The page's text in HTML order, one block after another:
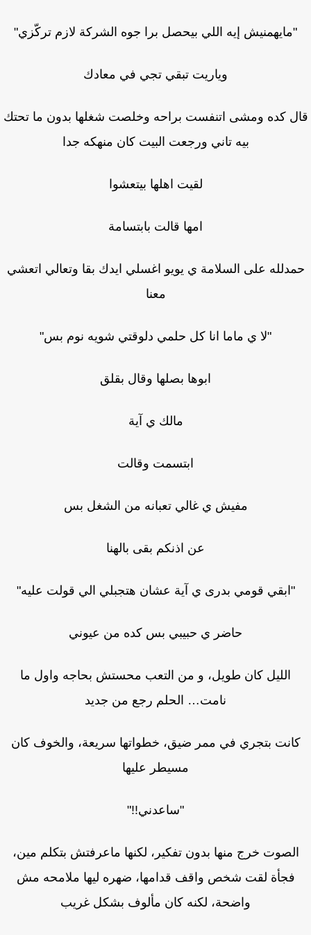
"مايهمنيش إيه اللي بيحصل برا جوه الشركة لازم تركّزي"
وياريت تبقي تجي في معادك
كده ومشى اتنفست براحه وخلصت شغلها بدون ما تحتك
بيه تاني ورجعت البيت كان منهكه جدا
لقيت اهلها بيتعشوا
امها قالت بابتسامة
على السلامة ي يويو اغسلي ايدك بقا وتعالي اتعشي
معنا
"لا ي ماما انا كل حلمي دلوقتي شويه نوم بس"
ابوها بصلها وقال بقلق
مالك ي آية
ابتسمت وقالت
مفيش ي غالي تعبانه من الشغل بس
عن اذنكم بقى بالهنا
"ابقي قومي بدرى ي آية عشان هتجبلي الي قولت عليه"
حاضر ي حبيبي بس كده من عيوني
الليل كان طويل، و من التعب محستش بحاجه واول ما
نامت… الحلم رجع من جديد
بتجري في ممر ضيق، خطواتها سريعة، والخوف كان
مسيطر عليها
"ساعدني!!"
الصوت خرج منها بدون تفكير، لكنها ماعرفتش بتكلم مين،
فجأة لقت شخص واقف قدامها، ضهره ليها ملامحه مش
واضحة، لكنه كان مألوف بشكل غريب